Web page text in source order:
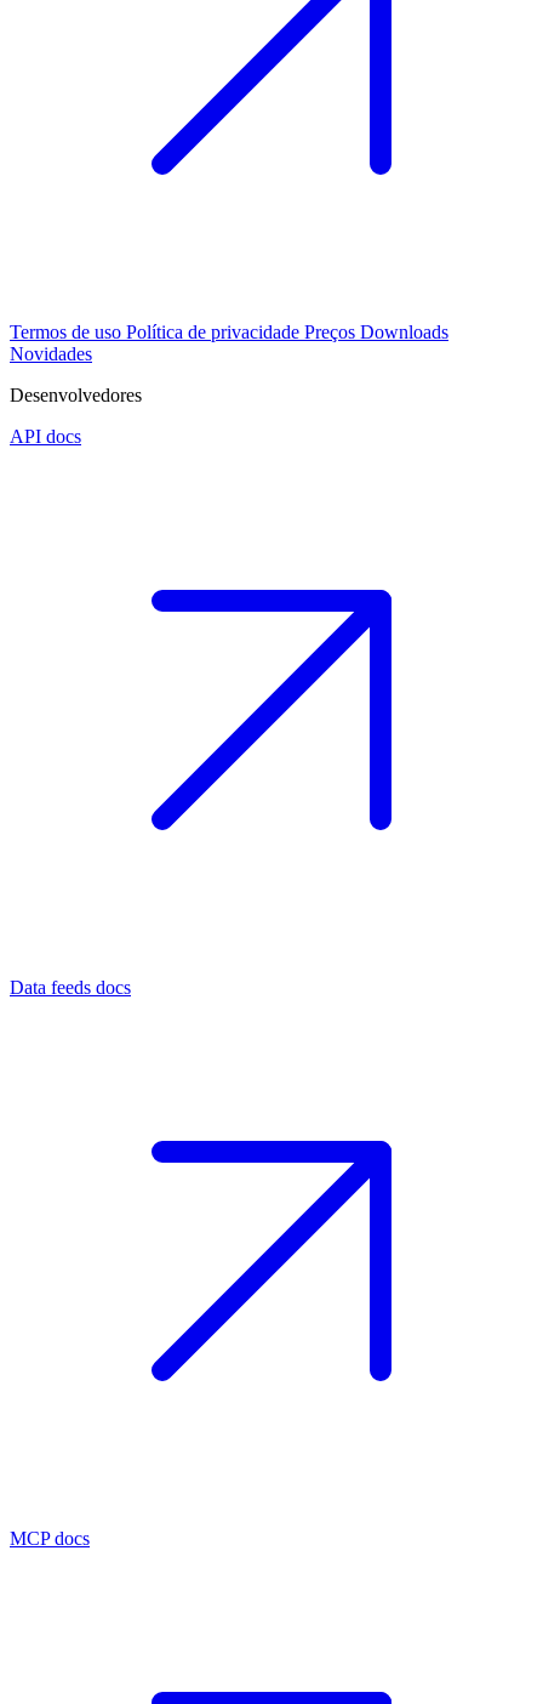
Termos de uso Política de privacidade Preços Downloads
Novidades
Desenvolvedores
API docs
Data feeds docs
MCP docs